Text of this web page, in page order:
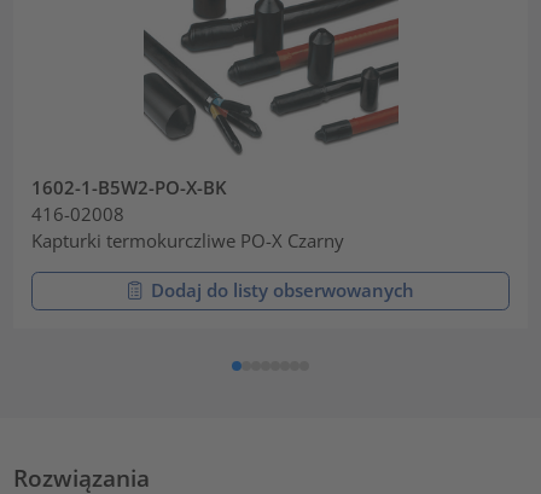
1602-1-B5W2-PO-X-BK
416-02008
Kapturki termokurczliwe PO-X Czarny
Dodaj do listy obserwowanych
Rozwiązania